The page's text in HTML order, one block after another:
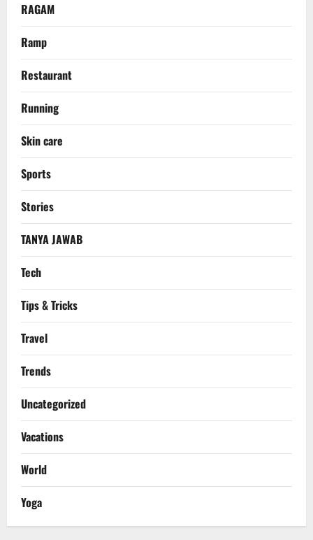
RAGAM
Ramp
Restaurant
Running
Skin care
Sports
Stories
TANYA JAWAB
Tech
Tips & Tricks
Travel
Trends
Uncategorized
Vacations
World
Yoga